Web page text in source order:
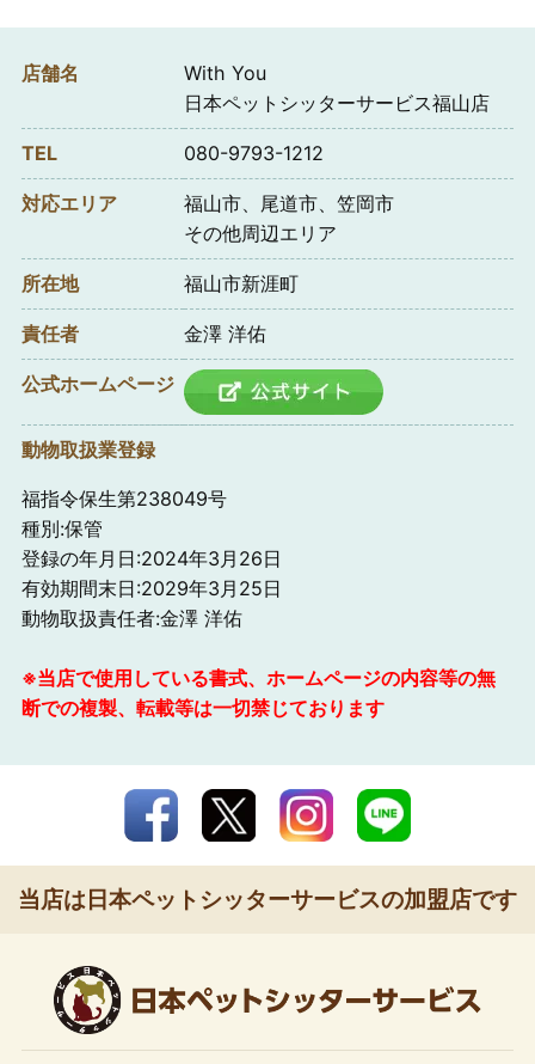
店舗名
With You
日本ペットシッターサービス福山店
TEL 080-9793-1212
対応エリア
福山市、尾道市、笠岡市
その他周辺エリア
所在地 福山市新涯町
責任者 金澤 洋佑
公式ホームページ
動物取扱業登録
福指令保生第238049号
種別:保管
登録の年月日:2024年3月26日
有効期間末日:2029年3月25日
動物取扱責任者:金澤 洋佑
※当店で使用している書式、ホームページの内容等の無
断での複製、転載等は一切禁じております
当店は日本ペットシッターサービスの加盟店です